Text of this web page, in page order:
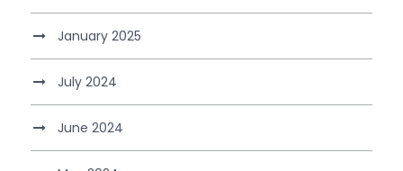
January 2025
July 2024
June 2024